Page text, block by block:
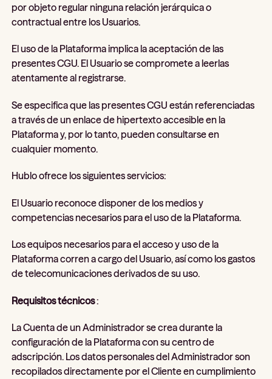
por objeto regular ninguna relación jerárquica o
contractual entre los Usuarios.
El uso de la Plataforma implica la aceptación de las
presentes CGU. El Usuario se compromete a leerlas
atentamente al registrarse.
Se especifica que las presentes CGU están referenciadas
a través de un enlace de hipertexto accesible en la
Plataforma y, por lo tanto, pueden consultarse en
cualquier momento.
Hublo ofrece los siguientes servicios:
El Usuario reconoce disponer de los medios y
competencias necesarios para el uso de la Plataforma.
Los equipos necesarios para el acceso y uso de la
Plataforma corren a cargo del Usuario, así como los gastos
de telecomunicaciones derivados de su uso.
Requisitos técnicos:
La Cuenta de un Administrador se crea durante la
configuración de la Plataforma con su centro de
adscripción. Los datos personales del Administrador son
recopilados directamente por el Cliente en cumplimiento